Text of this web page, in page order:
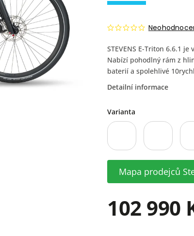
STEVENS E-Triton 6.6.1
Nabízí pohodlný rám z
baterií a spolehlivé
Detailní informace
Varianta
Mapa prodejců
102 990